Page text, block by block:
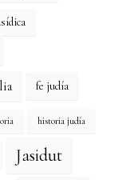
fe judía
historia judía
Jasidut